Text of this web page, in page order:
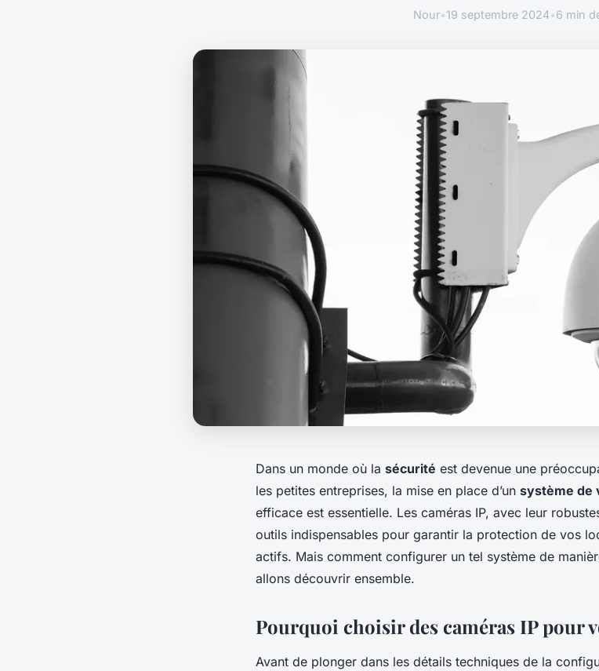
Nour•19 septembre 2024•6 min
Dans un monde où la sécurité est devenue une
les petites entreprises, la mise en place d’un système de
efficace est essentielle. Les caméras IP, avec leur
outils indispensables pour garantir la protection de vos
actifs. Mais comment configurer un tel système de
allons découvrir ensemble.
Pourquoi choisir des caméras IP pour
Avant de plonger dans les détails techniques de la